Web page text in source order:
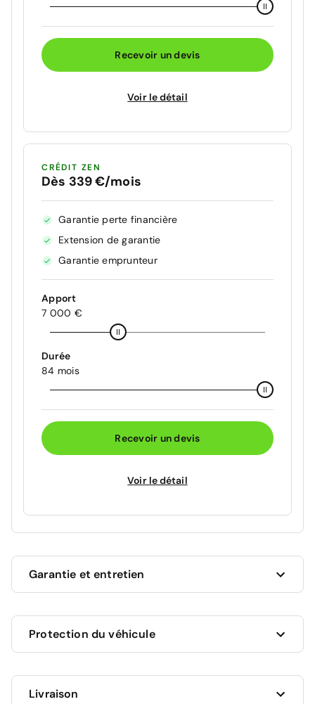
Recevoir un devis
Voir le détail
CRÉDIT ZEN
Dès 339 €/mois
Garantie perte financière
Extension de garantie
Garantie emprunteur
Apport
7 000 €
Durée
84 mois
Recevoir un devis
Voir le détail
Garantie et entretien
mois à compter de la date de livraison.
agenceou appelez-nous au
pour plus
Protection du véhicule
AUCUNE PROTECTION
Livraison